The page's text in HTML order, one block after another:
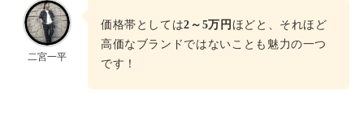
二宮一平
価格帯としては2～5万円ほどと、それほど
高価なブランドではないことも魅力の一つ
です！